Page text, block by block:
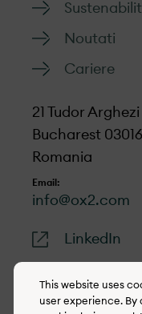
Noutati
Cariere
21 Tudor
Bucharest
Romania
Email:
info@ox2.com
LinkedIn
This website uses
user experience.